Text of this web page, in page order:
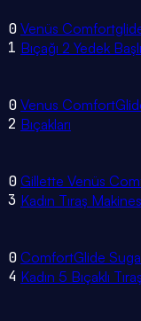
0
1
Venüs
Bıçağı 2 Yedek
0
2
Venus
Bıçakları
0
3
Gillette Venüs
Kadın Tıraş
0
4
ComfortGlide
Kadın 5 Bıçaklı